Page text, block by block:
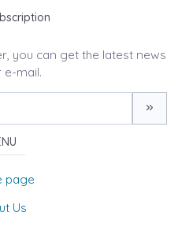
you can get the latest news
e-mail.
page
Us